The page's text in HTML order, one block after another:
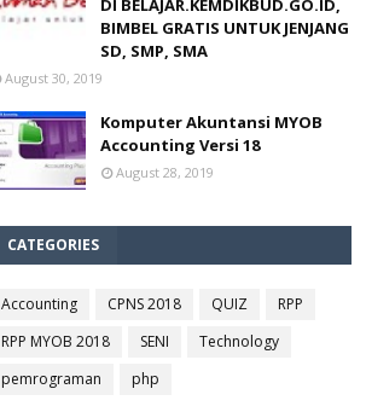
DI BELAJAR.KEMDIKBUD.GO.ID,
BIMBEL GRATIS UNTUK JENJANG
SD, SMP, SMA
August 30, 2019
Komputer Akuntansi MYOB
Accounting Versi 18
August 28, 2019
CATEGORIES
Accounting CPNS 2018 QUIZ
RPP
RPP MYOB 2018
SENI
Technology
pemrograman
php